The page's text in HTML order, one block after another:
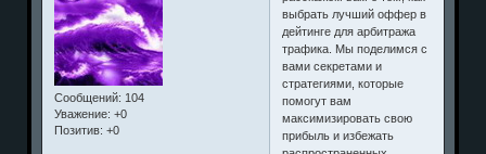
Сообщений: 104
Уважение: +0
Позитив: +0
выбрать лучший оффер в
дейтинге для арбитража
трафика. Мы поделимся с
вами секретами и
стратегиями, которые
помогут вам
максимизировать свою
прибыль и избежать